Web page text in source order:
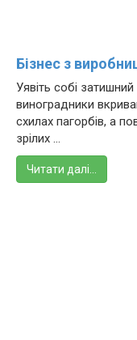
Бізнес з
Уявіть собі
виноградники
схилах пагорбів, а
зрілих ...
Читати далі…